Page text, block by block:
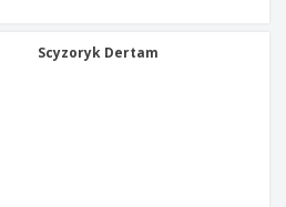
Scyzoryk Dertam